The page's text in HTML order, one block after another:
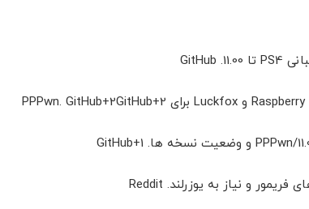
GitHub
GitHub+2GitHub+2
GitHub+1
Reddit